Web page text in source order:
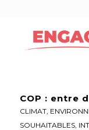
COP : entre
CLIMAT,
SOUHAITABLES,